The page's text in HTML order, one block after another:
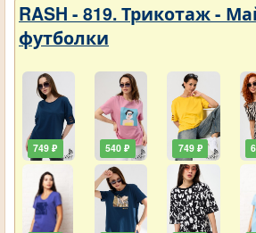
RASH - 819. Трикотаж -
футболки
749 ₽ 540 ₽ 749 ₽